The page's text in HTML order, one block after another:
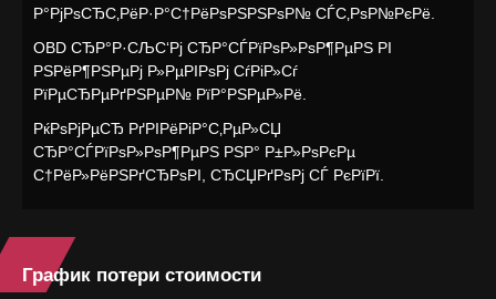
Р°РјРѕСЂС‚РёР·Р°С†РёРѕРЅРЅРѕР№ СЃС‚РѕР№РєРё.
OBD СЂР°Р·СЉС‘Рј СЂР°СЃРїРѕР»РѕР¶РµРЅ РІ
РЅРёР¶РЅРµРј Р»РµРІРѕРј СѓРіР»Сѓ
РїРµСЂРµРґРЅРµР№ РїР°РЅРµР»Рё.
РќРѕРјРµСЂ РґРІРёРіР°С‚РµР»СЏ
СЂР°СЃРїРѕР»РѕР¶РµРЅ РЅР° Р±Р»РѕРєРµ
С†РёР»РёРЅРґСЂРѕРІ, СЂСЏРґРѕРј СЃ РєРїРї.
График потери стоимости